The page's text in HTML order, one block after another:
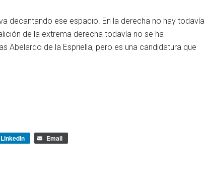
decantando ese espacio. En la derecha no hay todavía
de la extrema derecha todavía no se ha
Abelardo de la Espriella, pero es una candidatura que
LinkedIn Email